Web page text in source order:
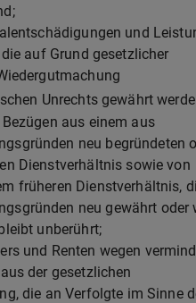
und
auf Grund gesetzlicher
Unrechts gewährt
aus einem aus
neu begründeten
Dienstverhältnis sowie von
früheren Dienstverhältnis,
neu gewährt oder
unberührt;
und Renten wegen
der gesetzlichen
die an Verfolgte im Sinne